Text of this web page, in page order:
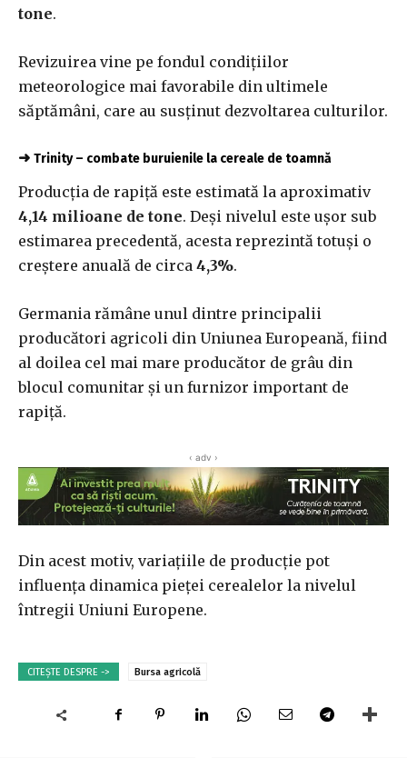
tone.
Revizuirea vine pe fondul condițiilor
meteorologice mai favorabile din ultimele
săptămâni, care au susținut dezvoltarea culturilor.
➜ Trinity – combate buruienile la cereale de toamnă
Producția de rapiță este estimată la aproximativ
4,14 milioane de tone. Deși nivelul este ușor sub
estimarea precedentă, acesta reprezintă totuși o
creștere anuală de circa 4,3%.
Germania rămâne unul dintre principalii
producători agricoli din Uniunea Europeană, fiind
al doilea cel mai mare producător de grâu din
blocul comunitar și un furnizor important de
rapiță.
‹ adv ›
Din acest motiv, variațiile de producție pot
influența dinamica pieței cerealelor la nivelul
întregii Uniuni Europene.
CITEȘTE DESPRE -> Bursa agricolă